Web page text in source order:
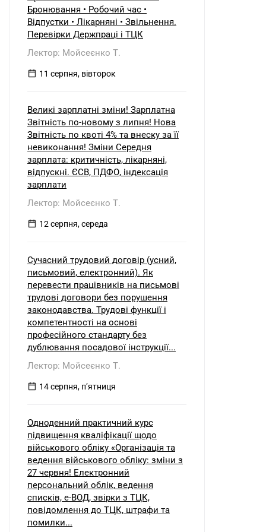
Бронювання • Робочий час •
Відпустки • Лікарняні • Звільнення.
Перевірки Держпраці і ТЦК
Лектор: Мойсеєнко Т.
11 серпня, вівторок
Великі зарплатні зміни! Зарплатна
Звітність по-новому з липня! Нова
Звітність по квоті 4% та внеску за її
невиконання! Зміни Середня
зарплата: критичність, лікарняні,
відпускні. ЄСВ, ПДФО, індексація
зарплати
Лектор: Мойсеєнко Т.
12 серпня, середа
Сучасний трудовий договір (усний,
письмовий, електронний). Як
перевести працівників на письмові
трудові договори без порушення
законодавства. Трудові функції і
компетентності на основі
професійного стандарту без
дублювання посадової інструкції...
Лектор: Мойсеєнко Т.
14 серпня, пʼятниця
Одноденний практичний курс
підвищення кваліфікації щодо
військового обліку «Організація та
ведення військового обліку: зміни з
27 червня! Електронний
персональний облік, ведення
списків, е-ВОД, звірки з ТЦК,
повідомлення до ТЦК, штрафи та
помилки...